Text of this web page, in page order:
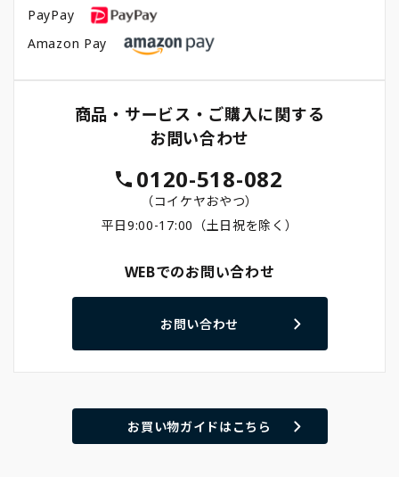
PayPay
Amazon Pay
商品・サービス・ご購入に関する
お問い合わせ
0120-518-082
（コイケヤおやつ）
平日9:00-17:00（土日祝を除く）
WEBでのお問い合わせ
お問い合わせ
お買い物ガイドはこちら